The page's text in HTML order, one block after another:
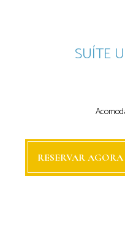
SUÍTE
RESERVAR AGORA